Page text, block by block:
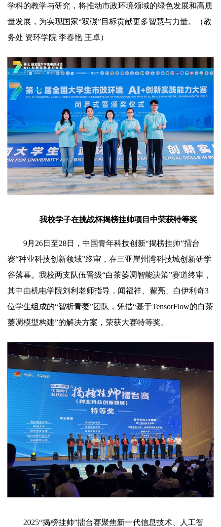
学科的教学与研究，将推动市政环境领域的绿色发展和高质
量发展，为实现国家“双碳”目标贡献更多智慧与力量。（教
务处 资环学院 李春艳 王卓）
我校学子在挑战杯揭榜挂帅项目中荣获特等奖
9月26日至28日，中国青年科技创新“揭榜挂帅”擂台
赛“种业科技创新领域”终审，在三亚崖州湾科技城创新研学
谷落幕。我校两支队伍晋级“白茶萎凋智能决策”赛道终审，
其中由机电学院刘利老师指导，闻福祥、翟亮、白伊利奇3
位学生组成的“智析青萎”团队，凭借“基于TensorFlow的白茶
萎凋模型构建”的解决方案，荣获大赛特等奖。
2025“揭榜挂帅”擂台赛聚焦新一代信息技术、人工智